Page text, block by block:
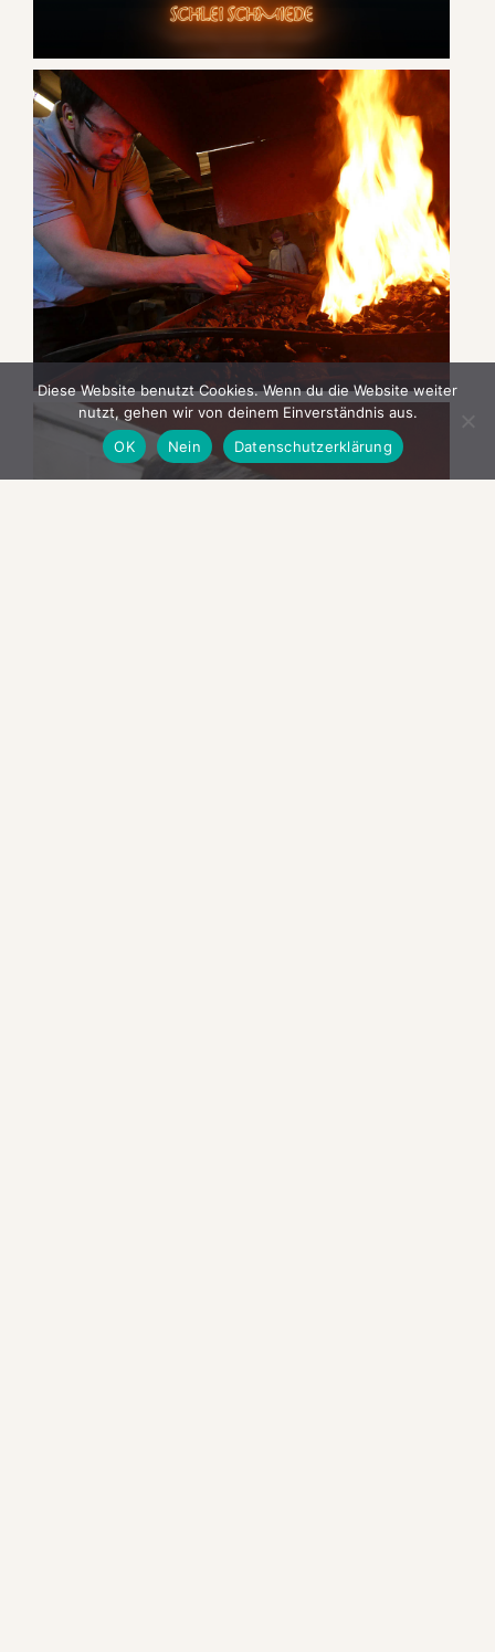
Diese Website benutzt Cookies. Wenn du die Website weiter
nutzt, gehen wir von deinem Einverständnis aus.
OK
Nein Datenschutzerklärung